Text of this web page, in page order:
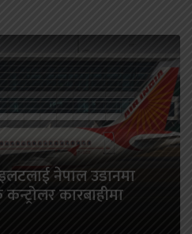
नेपाल उडानमा
कन्ट्रोलर कारबाहीमा